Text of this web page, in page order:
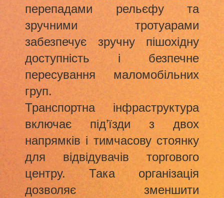
перепадами рельєфу та
зручними тротуарами
забезпечує зручну пішохідну
доступність і безпечне
пересування маломобільних
груп.
Транспортна інфраструктура
включає під’їзди з двох
напрямків і тимчасову стоянку
для відвідувачів торгового
центру. Така організація
дозволяє зменшити